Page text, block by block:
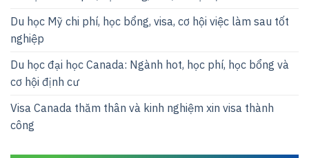
Du học Mỹ chi phí, học bổng, visa, cơ hội việc làm sau tốt
nghiệp
Du học đại học Canada: Ngành hot, học phí, học bổng và
cơ hội định cư
Visa Canada thăm thân và kinh nghiệm xin visa thành
công